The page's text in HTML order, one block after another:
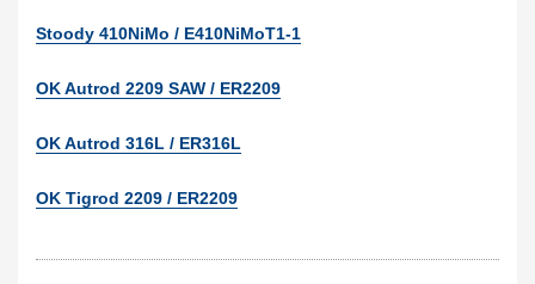
Stoody 410NiMo / E410NiMoT1-1
OK Autrod 2209 SAW / ER2209
OK Autrod 316L / ER316L
OK Tigrod 2209 / ER2209